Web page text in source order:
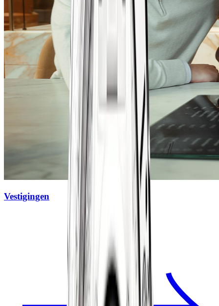
Vestigingen